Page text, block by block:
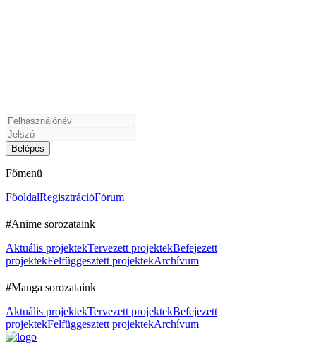
Főmenü
FőoldalRegisztrációFórum
#Anime sorozataink
Aktuális projektekTervezett projektekBefejezett
projektekFelfüggesztett projektekArchívum
#Manga sorozataink
Aktuális projektekTervezett projektekBefejezett
projektekFelfüggesztett projektekArchívum